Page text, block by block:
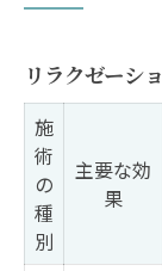
リラクゼーシ
施
術
の
種
別
主要な効
果